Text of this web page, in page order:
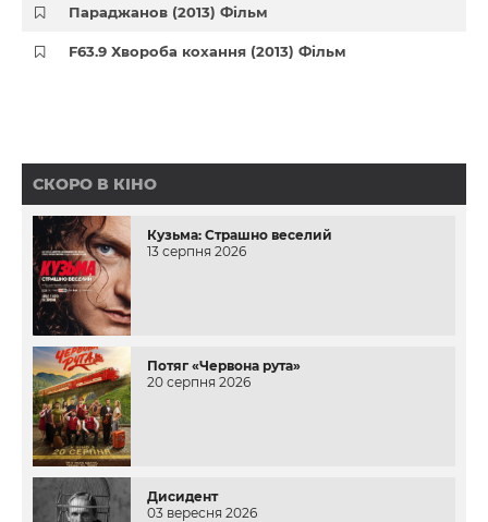
Параджанов (2013) Фільм
F63.9 Хвороба кохання (2013) Фільм
СКОРО В КІНО
Кузьма: Страшно веселий
13 серпня 2026
Потяг «Червона рута»
20 серпня 2026
Дисидент
03 вересня 2026